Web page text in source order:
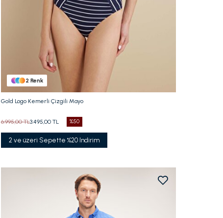
3XL2Renk
Beden Seç
XS
Gold Logo Kemerli Çizgili Mayo
6.995,00 TL3.495,00 TL %50
2 ve üzeri Sepette %20 Indirim